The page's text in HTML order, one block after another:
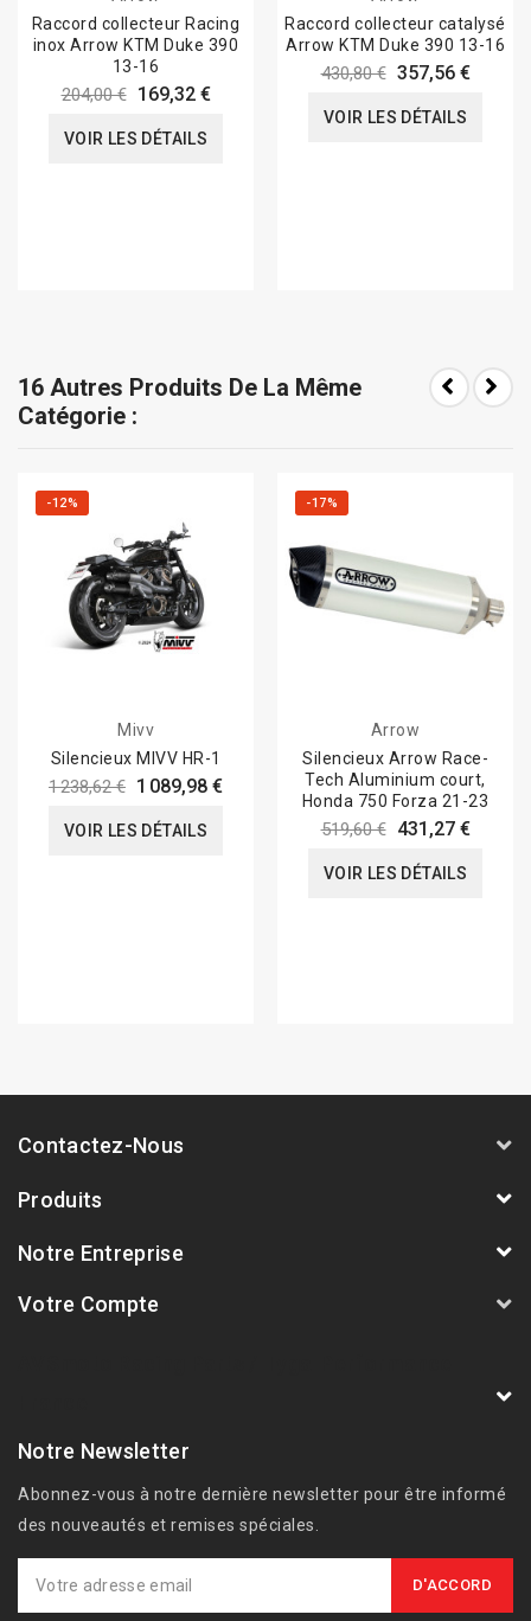
Raccord collecteur Racing
inox Arrow KTM Duke 390
13-16
204,00 € 169,32 €
VOIR LES DÉTAILS
Raccord collecteur catalysé
Arrow KTM Duke 390 13-16
430,80 € 357,56 €
VOIR LES DÉTAILS
16 Autres Produits De La Même
Catégorie :
-12%
Mivv
Silencieux MIVV HR-1
1 238,62 € 1 089,98 €
VOIR LES DÉTAILS
-17%
Arrow
Silencieux Arrow Race-
Tech Aluminium court,
Honda 750 Forza 21-23
519,60 € 431,27 €
VOIR LES DÉTAILS
Contactez-Nous
Produits
Notre Entreprise
Votre Compte
Notre Newsletter
Abonnez-vous à notre dernière newsletter pour être informé
des nouveautés et remises spéciales.